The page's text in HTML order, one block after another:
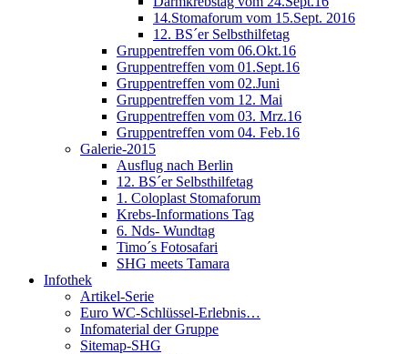
14.Stomaforum vom 15.Sept. 2016
12. BS´er Selbsthilfetag
Gruppentreffen vom 06.Okt.16
Gruppentreffen vom 01.Sept.16
Gruppentreffen vom 02.Juni
Gruppentreffen vom 12. Mai
Gruppentreffen vom 03. Mrz.16
Gruppentreffen vom 04. Feb.16
Galerie-2015
Ausflug nach Berlin
12. BS´er Selbsthilfetag
1. Coloplast Stomaforum
Krebs-Informations Tag
6. Nds- Wundtag
Timo´s Fotosafari
SHG meets Tamara
Infothek
Artikel-Serie
Euro WC-Schlüssel-Erlebnis…
Infomaterial der Gruppe
Sitemap-SHG